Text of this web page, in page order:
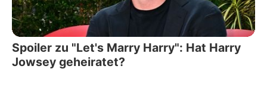
Spoiler zu "Let's Marry Harry": Hat Harry
Jowsey geheiratet?